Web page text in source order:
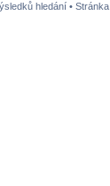
hledání • Stránka